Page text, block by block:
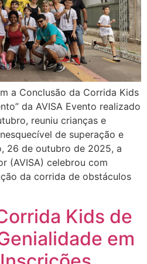
a Conclusão da Corrida Kids
da AVISA Evento realizado
reuniu crianças e
de superação e
26 de outubro de 2025, a
(AVISA) celebrou com
da corrida de obstáculos
Kids de
em